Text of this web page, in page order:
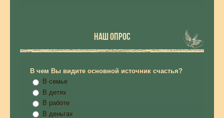
НАШ ОПРОС
В чем Вы видите основной источник счастья?
В семье
В детях
В работе
В деньгах